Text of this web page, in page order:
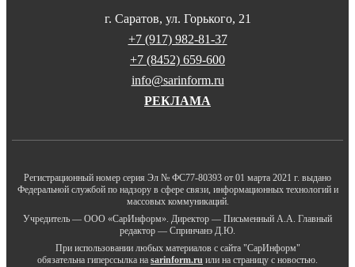
г. Саратов, ул. Горького, 21
+7 (917) 982-81-37
+7 (8452) 659-600
info@sarinform.ru
РЕКЛАМА
Регистрационный номер серия Эл № ФС77-80393 от 01 марта 2021 г. выдано
Федеральной службой по надзору в сфере связи, информационных технологий и
массовых коммуникаций.
Учредитель — ООО «СарИнформ». Директор — Письменный А.А. Главный
редактор — Спринчанэ Д.Ю.
При использовании любых материалов с сайта "СарИнформ"
обязательна гиперссылка на sarinform.ru или на страницу с новостью.